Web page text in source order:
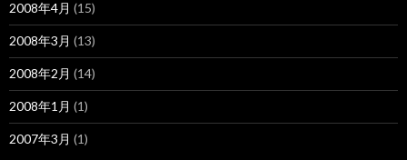
2008年4月 (15)
2008年3月 (13)
2008年2月 (14)
2008年1月 (1)
2007年3月 (1)